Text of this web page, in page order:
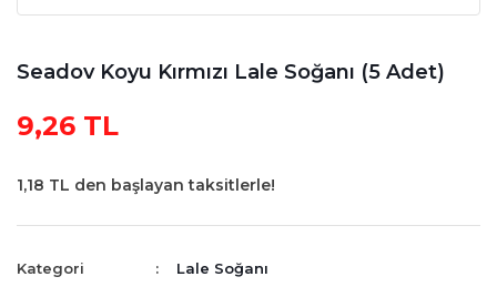
Seadov Koyu Kırmızı Lale Soğanı (5 Adet)
9,26 TL
1,18 TL den başlayan taksitlerle!
Kategori
Lale Soğanı